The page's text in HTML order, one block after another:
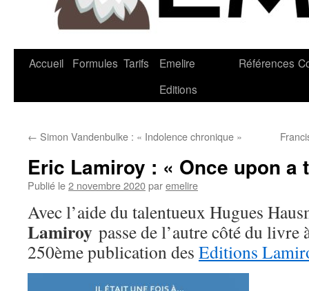
Accueil Formules Tarifs
Emelire
Editions
Références
← Simon Vandenbulke : « Indolence chronique »
Eric Lamiroy : « Once upon
Publié le2 novembre 2020paremelire
Avec l’aide du talentueux Hugues
Lamiroy passe de l’autre côté du livre
250ème publication des Editions